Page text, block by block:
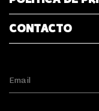
CONTACTO